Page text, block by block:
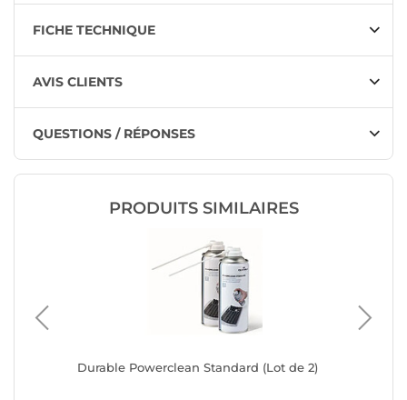
FICHE TECHNIQUE
AVIS CLIENTS
QUESTIONS / RÉPONSES
PRODUITS SIMILAIRES
Durable Powerclean Standard (Lot de 2)